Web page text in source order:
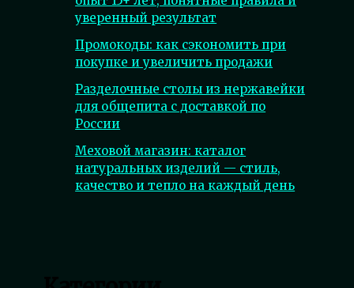
уверенный результат
Промокоды: как сэкономить при
покупке и увеличить продажи
Разделочные столы из нержавейки
для общепита с доставкой по
России
Меховой магазин: каталог
натуральных изделий — стиль,
качество и тепло на каждый день